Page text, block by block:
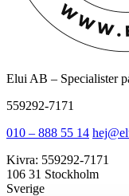
Elui AB – Specialister
559292-7171
010 – 888 55 14
Kivra: 559292-7171
106 31 Stockholm
Sverige